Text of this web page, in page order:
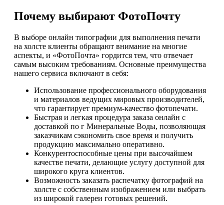
Почему выбирают ФотоПочту
В выборе онлайн типографии для выполнения печати
на холсте клиенты обращают внимание на многие
аспекты, и «ФотоПочта» гордится тем, что отвечает
самым высоким требованиям. Основные преимущества
нашего сервиса включают в себя:
Использование профессионального оборудования
и материалов ведущих мировых производителей,
что гарантирует премиум-качество фотопечати.
Быстрая и легкая процедура заказа онлайн с
доставкой по г Минеральные Воды, позволяющая
заказчикам сэкономить свое время и получить
продукцию максимально оперативно.
Конкурентоспособные цены при высочайшем
качестве печати, делающие услугу доступной для
широкого круга клиентов.
Возможность заказать распечатку фотографий на
холсте с собственным изображением или выбрать
из широкой галереи готовых решений.